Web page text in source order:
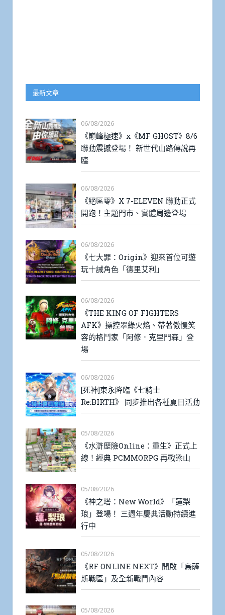
最新文章
06/08/2026
《巔峰極速》x《MF GHOST》8/6
聯動震撼登場！ 新世代山路傳說再
臨
06/08/2026
《絕區零》X 7-ELEVEN 聯動正式
開跑！主題門市、實體周邊登場
06/08/2026
《七大罪：Origin》迎來首位可遊
玩十誡角色「德里艾利」
06/08/2026
《THE KING OF FIGHTERS
AFK》操控翠綠火焰、帶著傲慢笑
容的格鬥家「阿修．克里門森」登
場
06/08/2026
[死神]東永降臨《七騎士
Re:BIRTH》 同步推出各種夏日活動
05/08/2026
《水滸歷險Online：重生》正式上
線！經典 PCMMORPG 再戰梁山
05/08/2026
《神之塔：New World》「蓮梨
琅」登場！ 三週年慶典活動持續進
行中
05/08/2026
《RF ONLINE NEXT》開啟「烏薩
斯戰區」及全新戰鬥內容
05/08/2026